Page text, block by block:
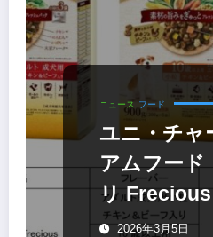
ニュース フード
ユニ・チャ
アムフード
リ
周年記念「
2026年3月5日